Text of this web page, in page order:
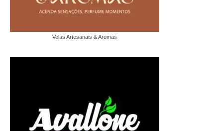
Velas Artesanais & Aromas